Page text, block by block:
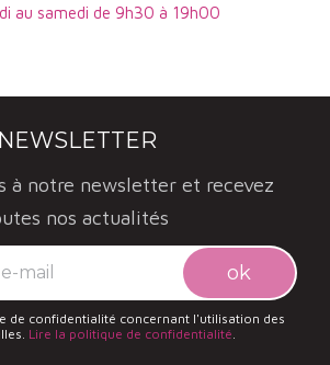
au samedi de 9h30 à 19h00
NEWSLETTER
à notre newsletter et recevez
nos actualités
de confidentialité concernant l'utilisation des
Lire la politique de confidentialité.